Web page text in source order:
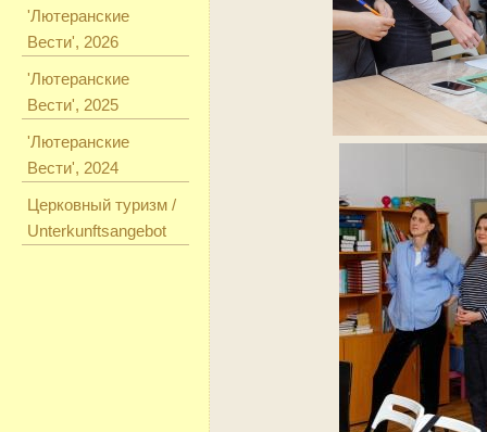
'Лютеранские
Вести', 2026
'Лютеранские
Вести', 2025
'Лютеранские
Вести', 2024
Церковный туризм /
Unterkunftsangebot